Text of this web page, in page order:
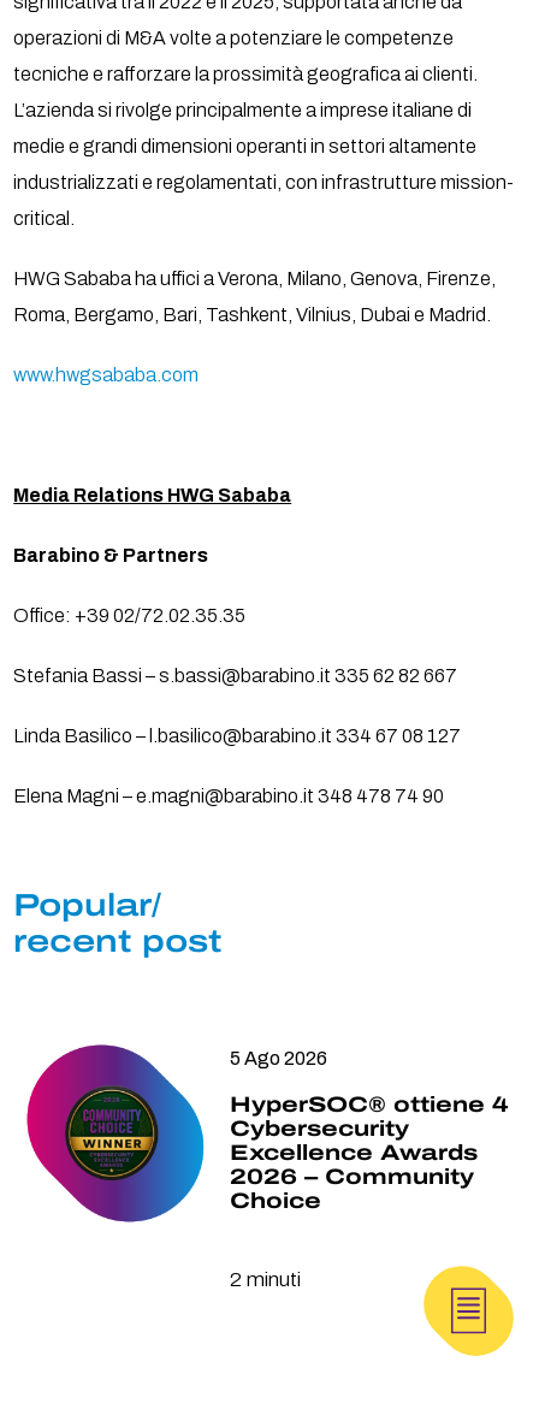
operazioni di M&A volte a potenziare le competenze
tecniche e rafforzare la prossimità geografica ai clienti.
L’azienda si rivolge principalmente a imprese italiane di
medie e grandi dimensioni operanti in settori altamente
industrializzati e regolamentati, con infrastrutture mission-
critical.
HWG Sababa ha uffici a Verona, Milano, Genova, Firenze,
Roma, Bergamo, Bari, Tashkent, Vilnius, Dubai e Madrid.
www.hwgsababa.com
Media Relations HWG Sababa
Barabino & Partners
Office: +39 02/72.02.35.35
Stefania Bassi – s.bassi@barabino.it 335 62 82 667
Linda Basilico – l.basilico@barabino.it 334 67 08 127
Elena Magni – e.magni@barabino.it 348 478 74 90
Popular/
recent post
5 Ago 2026
HyperSOC® ottiene 4
Cybersecurity
Excellence Awards
2026 – Community
Choice
2 minuti